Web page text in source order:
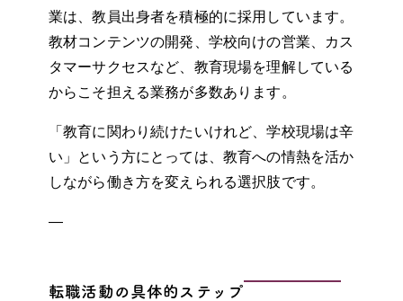
業は、教員出身者を積極的に採用しています。
教材コンテンツの開発、学校向けの営業、カス
タマーサクセスなど、教育現場を理解している
からこそ担える業務が多数あります。
「教育に関わり続けたいけれど、学校現場は辛
い」という方にとっては、教育への情熱を活か
しながら働き方を変えられる選択肢です。
—
転職活動の具体的ステップ